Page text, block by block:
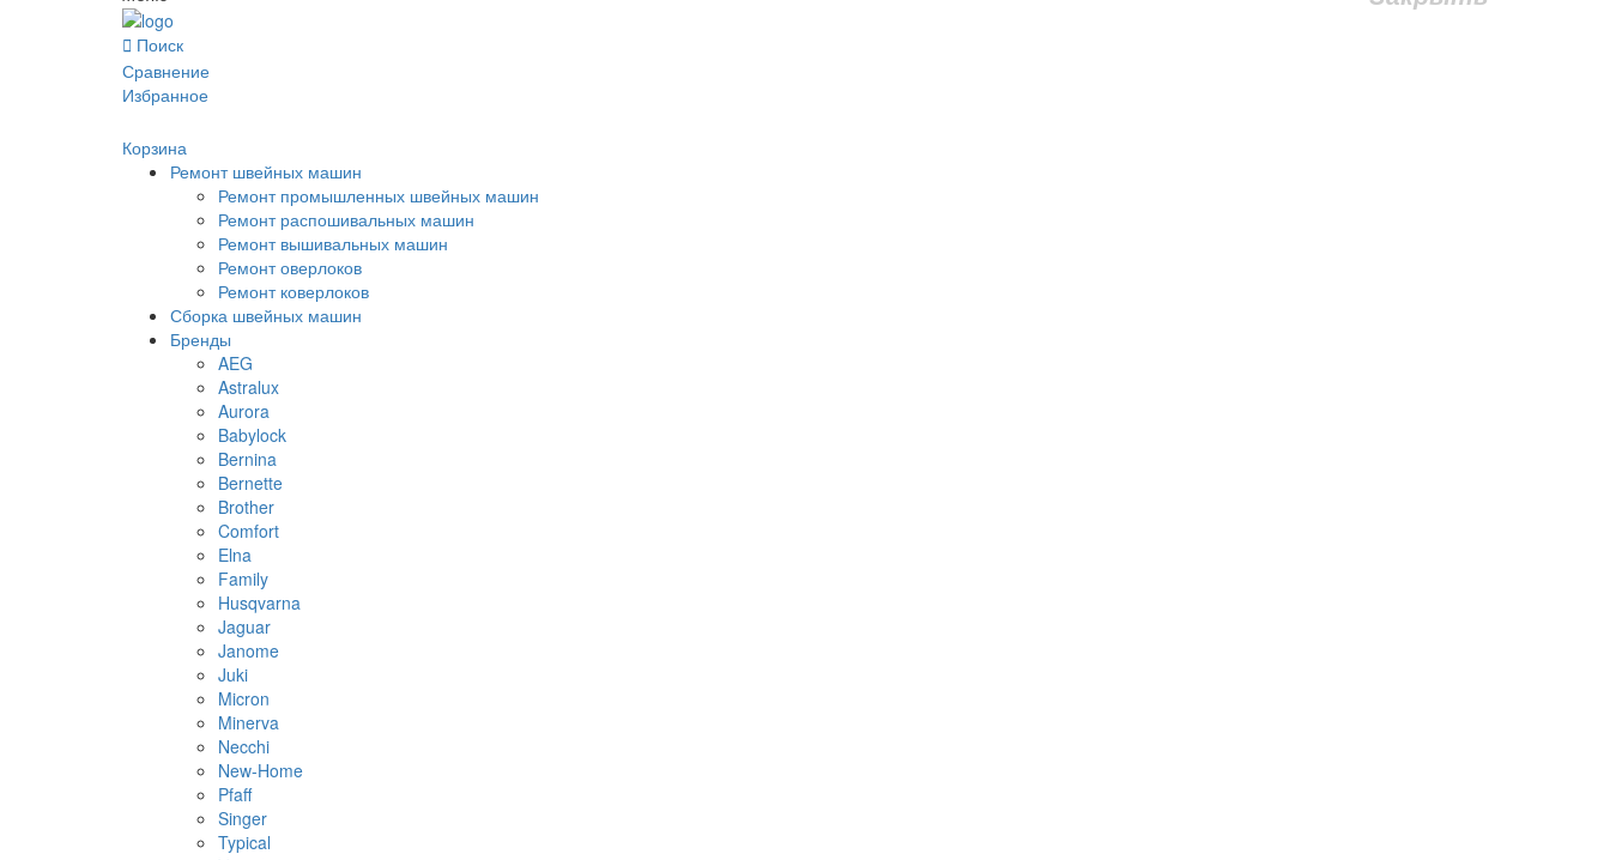
Поиск
Сравнение
Избранное
Корзина
Ремонт швейных машин
Ремонт промышленных швейных машин
Ремонт распошивальных машин
Ремонт вышивальных машин
Ремонт оверлоков
Ремонт коверлоков
Сборка швейных машин
Бренды
AEG
Astralux
Aurora
Babylock
Bernina
Bernette
Brother
Comfort
Elna
Family
Husqvarna
Jaguar
Janome
Juki
Micron
Minerva
Necchi
New-Home
Pfaff
Singer
Typical